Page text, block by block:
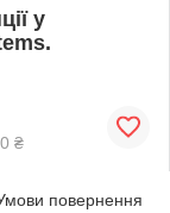
у
₴
повернення